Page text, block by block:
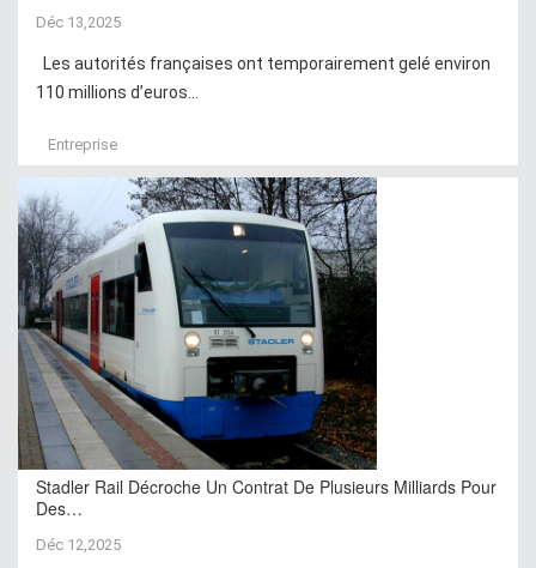
Déc 13,2025
Les autorités françaises ont temporairement gelé environ
110 millions d’euros...
Entreprise
Stadler Rail Décroche Un Contrat De Plusieurs Milliards Pour
Des…
Déc 12,2025